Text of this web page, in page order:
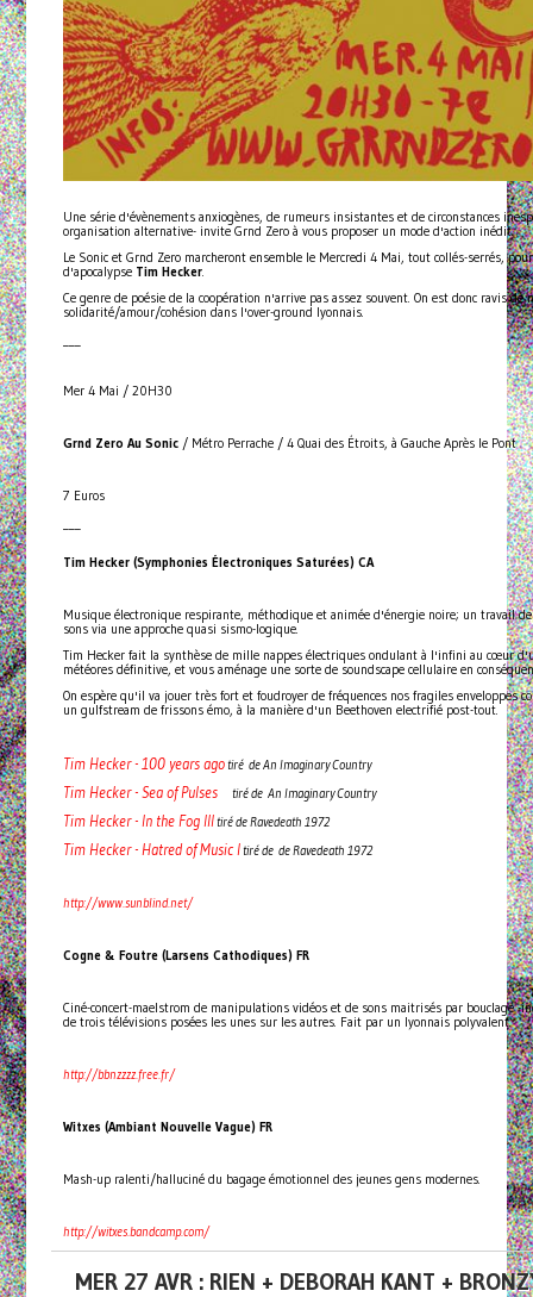
Une série d'évènements anxiogènes, de rumeurs insistantes et de circonstances
organisation alternative- invite Grnd Zero à vous proposer un mode d'action inédit.
Le Sonic et Grnd Zero marcheront ensemble le Mercredi 4 Mai, tout collés-serrés,
d'apocalypse Tim Hecker.
Ce genre de poésie de la coopération n'arrive pas assez souvent. On est donc ravis
solidarité/amour/cohésion dans l'over-ground lyonnais.
Mer 4 Mai / 20H30
Grnd Zero Au Sonic/ Métro Perrache / 4 Quai des Étroits, à Gauche Après le Pont
7 Euros
Tim Hecker (Symphonies Électroniques Saturées) CA
Musique électronique respirante, méthodique et animée d'énergie noire; un travail
sons via une approche quasi sismo-logique.
Tim Hecker fait la synthèse de mille nappes électriques ondulant à l'infini au cœur
météores définitive, et vous aménage une sorte de soundscape cellulaire en
On espère qu'il va jouer très fort et foudroyer de fréquences nos fragiles enveloppes
un gulfstream de frissons émo, à la manière d'un Beethoven electrifié post-tout.
Tim Hecker - 100 years agotiré de An Imaginary Country
Tim Hecker - Sea of Pulsestiré de An Imaginary Country
Tim Hecker - In the Fog IIItiré de Ravedeath 1972
Tim Hecker - Hatred of Music Itiré de de Ravedeath 1972
http://www.sunblind.net/
Cogne & Foutre (Larsens Cathodiques) FR
Ciné-concert-maelstrom de manipulations vidéos et de sons maitrisés par bouclage -
de trois télévisions posées les unes sur les autres. Fait par un lyonnais polyvalent.
http://bbnzzzz.free.fr/
Witxes (Ambiant Nouvelle Vague) FR
Mash-up ralenti/halluciné du bagage émotionnel des jeunes gens modernes.
http://witxes.bandcamp.com/
MER 27 AVR : RIEN + DEBORAH KANT +